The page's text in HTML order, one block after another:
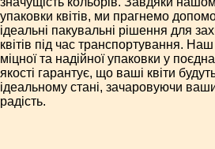
упаковки квітів, ми прагнемо
ідеальні пакувальні рішення для
квітів під час транспортування.
міцної та надійної упаковки у
якості гарантує, що ваші квіти
ідеальному стані, зачаровуючи
радість.